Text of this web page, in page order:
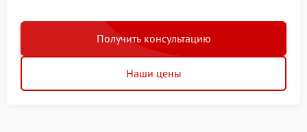
Получить консультацию
Наши цены